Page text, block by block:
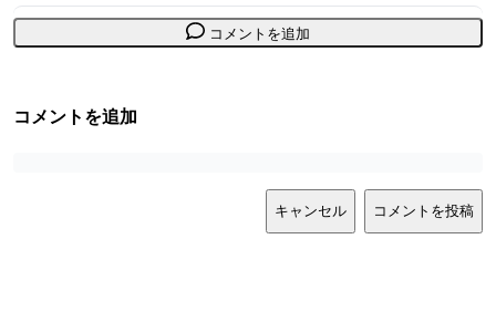
コメントを追加
コメントを追加
キャンセル コメントを投稿